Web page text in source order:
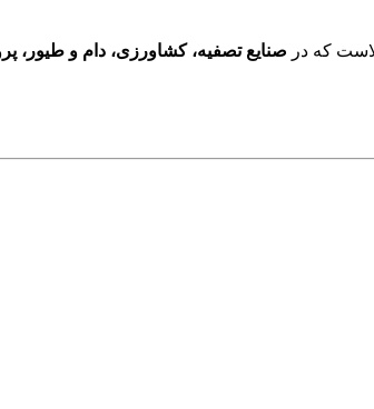
که در صنایع تصفیه، کشاورزی، دام و طیور،